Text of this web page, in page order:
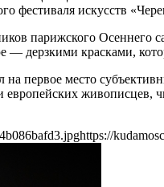
фестиваля искусств
парижского
дерзкими красками,
первое место
европейских
https://